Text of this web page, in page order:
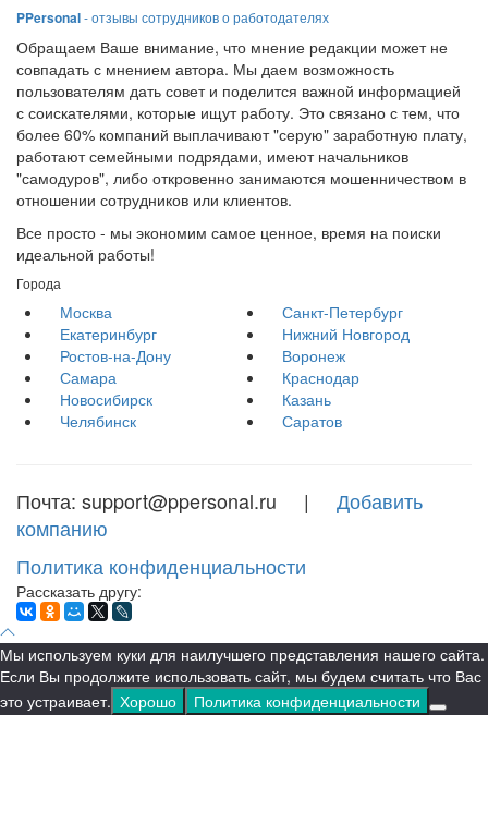
PPersonal- отзывы сотрудников о работодателях
Обращаем Ваше внимание, что мнение редакции может не
совпадать с мнением автора. Мы даем возможность
пользователям дать совет и поделится важной информацией
с соискателями, которые ищут работу. Это связано с тем, что
более 60% компаний выплачивают "серую" заработную плату,
работают семейными подрядами, имеют начальников
"самодуров", либо откровенно занимаются мошенничеством в
отношении сотрудников или клиентов.
Все просто - мы экономим самое ценное, время на поиски
идеальной работы!
Города
Москва
Санкт-Петербург
Екатеринбург
Нижний Новгород
Ростов-на-Дону
Воронеж
Самара
Краснодар
Новосибирск
Казань
Челябинск
Саратов
Почта: support@ppersonal.ru | Добавить
компанию
Политика конфиденциальности
Рассказать другу:
Мы используем куки для наилучшего представления нашего сайта.
Если Вы продолжите использовать сайт, мы будем считать что Вас
это устраивает. Хорошо Политика конфиденциальности